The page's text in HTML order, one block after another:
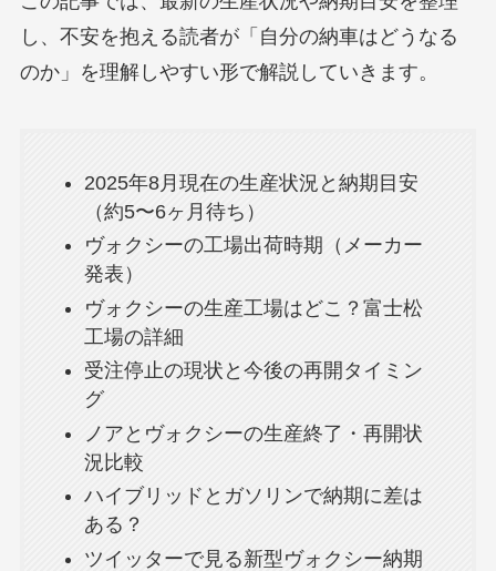
し、不安を抱える読者が「自分の納車はどうなる
のか」を理解しやすい形で解説していきます。
2025年8月現在の生産状況と納期目安
（約5〜6ヶ月待ち）
ヴォクシーの工場出荷時期（メーカー
発表）
ヴォクシーの生産工場はどこ？富士松
工場の詳細
受注停止の現状と今後の再開タイミン
グ
ノアとヴォクシーの生産終了・再開状
況比較
ハイブリッドとガソリンで納期に差は
ある？
ツイッターで見る新型ヴォクシー納期